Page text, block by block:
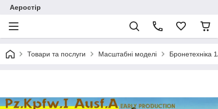
Аеростір
Товари та послуги Масштабні моделі Бронетехніка